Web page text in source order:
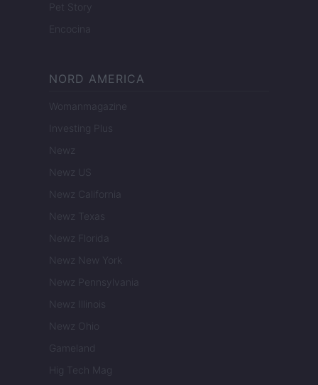
Pet Story
Encocina
NORD AMERICA
Womanmagazine
Investing Plus
Newz
Newz US
Newz California
Newz Texas
Newz Florida
Newz New York
Newz Pennsylvania
Newz Illinois
Newz Ohio
Gameland
Hig Tech Mag